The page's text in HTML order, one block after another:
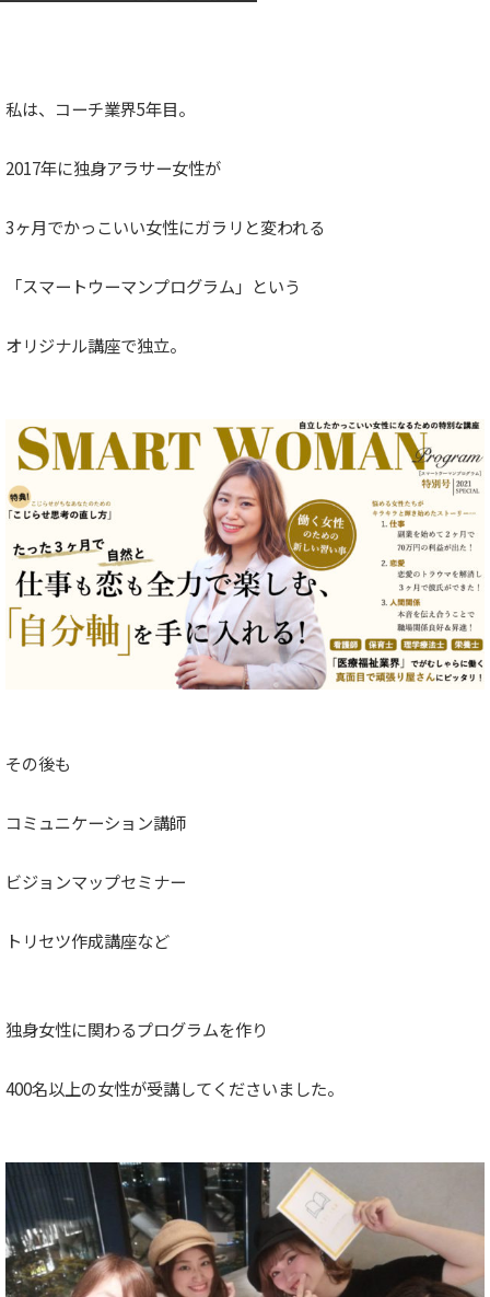
私は、コーチ業界5年目。
2017年に独身アラサー女性が
3ヶ月でかっこいい女性にガラリと変われる
「スマートウーマンプログラム」という
オリジナル講座で独立。
その後も
コミュニケーション講師
ビジョンマップセミナー
トリセツ作成講座など
独身女性に関わるプログラムを作り
400名以上の女性が受講してくださいました。